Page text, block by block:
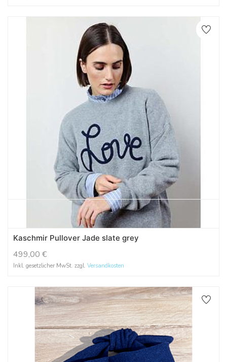
Kaschmir Pullover Jade slate grey
499,00 €
Inkl. gesetzlicher MwSt. zzgl. Versandkosten